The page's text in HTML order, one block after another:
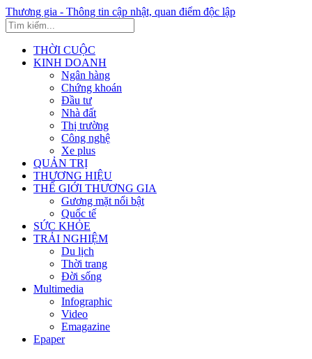
Thương gia - Thông tin cập nhật, quan điểm độc lập
THỜI CUỘC
KINH DOANH
Ngân hàng
Chứng khoán
Đầu tư
Nhà đất
Thị trường
Công nghệ
Xe plus
QUẢN TRỊ
THƯƠNG HIỆU
THẾ GIỚI THƯƠNG GIA
Gương mặt nổi bật
Quốc tế
SỨC KHỎE
TRẢI NGHIỆM
Du lịch
Thời trang
Đời sống
Multimedia
Infographic
Video
Emagazine
Epaper